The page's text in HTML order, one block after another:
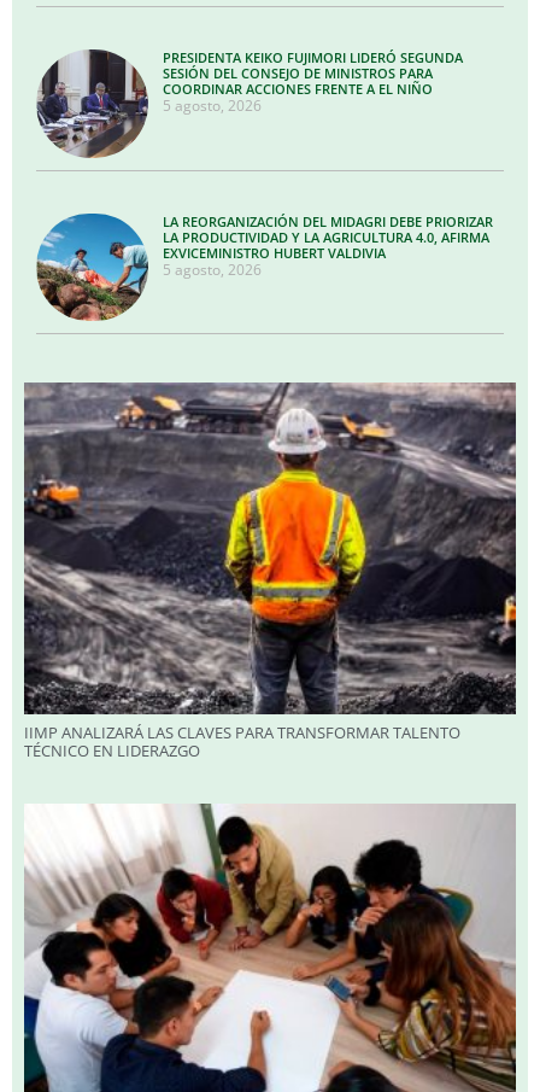
PRESIDENTA KEIKO FUJIMORI LIDERÓ SEGUNDA
SESIÓN DEL CONSEJO DE MINISTROS PARA
COORDINAR ACCIONES FRENTE A EL NIÑO
5 agosto, 2026
LA REORGANIZACIÓN DEL MIDAGRI DEBE PRIORIZAR
LA PRODUCTIVIDAD Y LA AGRICULTURA 4.0, AFIRMA
EXVICEMINISTRO HUBERT VALDIVIA
5 agosto, 2026
IIMP ANALIZARÁ LAS CLAVES PARA TRANSFORMAR TALENTO
TÉCNICO EN LIDERAZGO